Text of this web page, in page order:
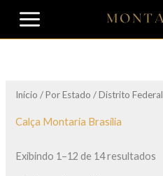
para
Início /Por Estado /Distrito Federal
Calça Montaria Brasília
Exibindo 1–12 de 14 resultados